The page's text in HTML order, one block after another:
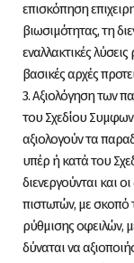
επισκόπηση
βιωσιμότητας, τη
εναλλακτικές
βασικές αρχές
3. Αξιολόγηση των
του Σχεδίου
αξιολογούν τα
υπέρ ή κατά του
διενεργούνται και
πιστωτών, με σκοπό
ρύθμισης οφειλών,
δύναται να